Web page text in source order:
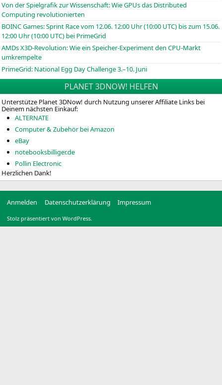
Von der Spielgrafik zur Wissenschaft: Wie GPUs das Distributed
Computing revolutionierten
BOINCGames: Sprint Race vom 12.06. 12:00 Uhr (10:00 UTC) bis zum 15.06.
12:00 Uhr (10:00 UTC) bei PrimeGrid
AMDs X3D-Revolution: Wie ein Speicher-Experiment den CPU-Markt
umkrempelte
PrimeGrid: National Egg Day Challenge 3.–10. Juni
PLANET 3DNOW! HELFEN
Unterstütze Planet 3DNow! durch Nutzung unserer Affiliate Links bei
Deinem nächsten Einkauf:
ALTERNATE
Computer & Zubehör bei Amazon
eBay
notebooksbilliger.de
Pollin Electronic
Herzlichen Dank!
Anmelden Datenschutzerklärung Impressum
Stolz präsentiert von WordPress.